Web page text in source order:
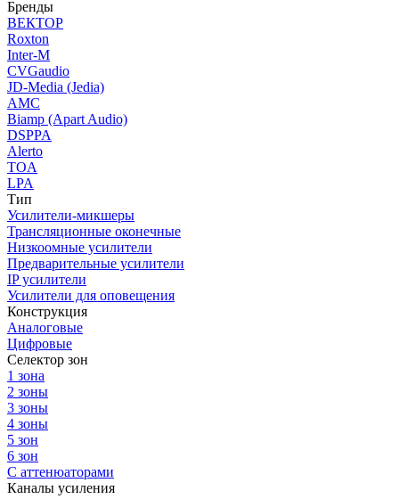
Бренды
ВЕКТОР
Roxton
Inter-M
CVGaudio
JD-Media (Jedia)
AMC
Biamp (Apart Audio)
DSPPA
Alerto
TOA
LPA
Тип
Усилители-микшеры
Трансляционные оконечные
Низкоомные усилители
Предварительные усилители
IP усилители
Усилители для оповещения
Конструкция
Аналоговые
Цифровые
Селектор зон
1 зона
2 зоны
3 зоны
4 зоны
5 зон
6 зон
С аттенюаторами
Каналы усиления